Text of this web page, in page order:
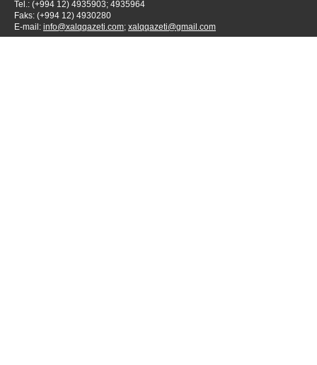
Tel.: (+994 12) 4935903; 4935964
Faks: (+994 12) 4930280
E-mail: info@xalqqazeti.com; xalqqazeti@gmail.com